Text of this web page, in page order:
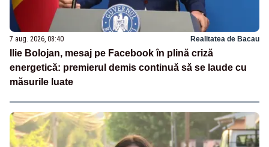
7 aug. 2026, 08:40 Realitatea de Bacau
Ilie Bolojan, mesaj pe Facebook în plină criză
energetică: premierul demis continuă să se laude cu
măsurile luate